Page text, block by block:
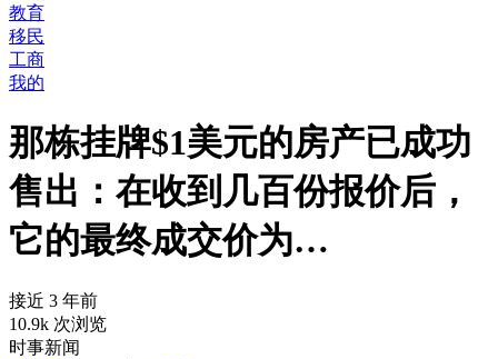
教育
移民
工商
我的
那栋挂牌$1美元的房产已成功
售出：在收到几百份报价后，
它的最终成交价为…
接近 3 年前
10.9k 次浏览
时事新闻